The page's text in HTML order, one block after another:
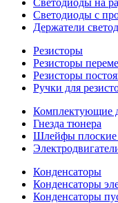
Светодиоды на
Светодиоды с
Держатели
Резисторы
Резисторы
Резисторы
Ручки для
Комплектующие
Гнезда тюнера
Шлейфы плоские
Конденсаторы
Конденсаторы
Конденсаторы